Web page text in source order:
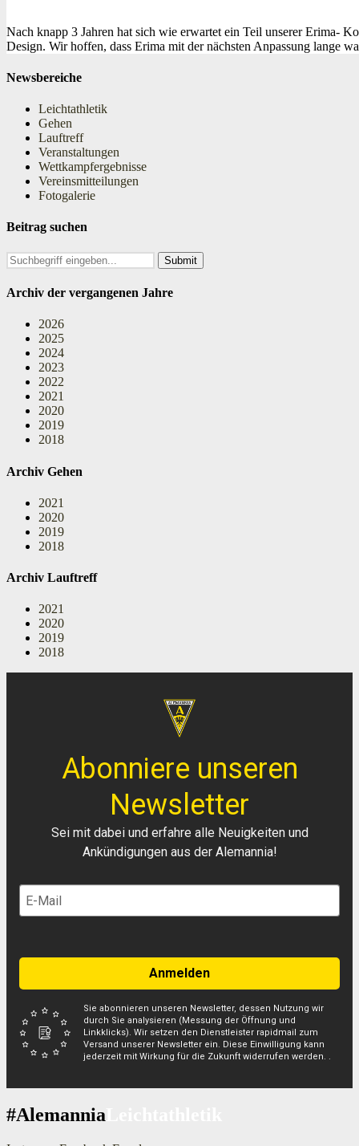
Nach knapp 3 Jahren hat sich wie erwartet ein Teil unserer Erima-
Design. Wir hoffen, dass Erima mit der nächsten Anpassung lange
Newsbereiche
Leichtathletik
Gehen
Lauftreff
Veranstaltungen
Wettkampfergebnisse
Vereinsmitteilungen
Fotogalerie
Beitrag suchen
Search
Archiv der vergangenen Jahre
2026
2025
2024
2023
2022
2021
2020
2019
2018
Archiv Gehen
2021
2020
2019
2018
Archiv Lauftreff
2021
2020
2019
2018
Abonniere unseren
Newsletter
Sei mit dabei und erfahre alle Neuigkeiten und
Ankündigungen aus der Alemannia!
Anmelden
Sie abonnieren unseren Newsletter, dessen Nutzung wir
durch Sie analysieren (Messung der Öffnung und
Linkklicks). Wir setzen den Dienstleister rapidmail zum
Versand unserer Newsletter ein. Diese Einwilligung kann
jederzeit mit Wirkung für die Zukunft widerrufen werden. .
#Alemannia